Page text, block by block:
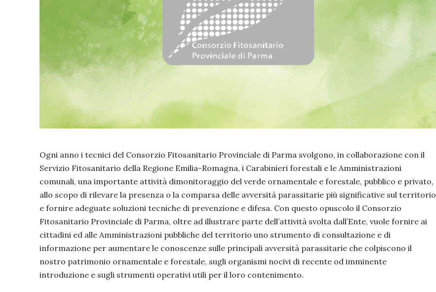
Ogni anno i tecnici del Consorzio Fitosanitario Provinciale di Parma svolgono, in collaborazione con il
Servizio Fitosanitario della Regione Emilia-Romagna, i Carabinieri forestali e le Amministrazioni
comunali, una importante attività dimonitoraggio del verde ornamentale e forestale, pubblico e privato,
allo scopo di rilevare la presenza o la comparsa delle avversità parassitarie più significative sul territorio
e fornire adeguate soluzioni tecniche di prevenzione e difesa. Con questo opuscolo il Consorzio
Fitosanitario Provinciale di Parma, oltre ad illustrare parte dell’attività svolta dall’Ente, vuole fornire ai
cittadini ed alle Amministrazioni pubbliche del territorio uno strumento di consultazione e di
informazione per aumentare le conoscenze sulle principali avversità parassitarie che colpiscono il
nostro patrimonio ornamentale e forestale, sugli organismi nocivi di recente od imminente
introduzione e sugli strumenti operativi utili per il loro contenimento.